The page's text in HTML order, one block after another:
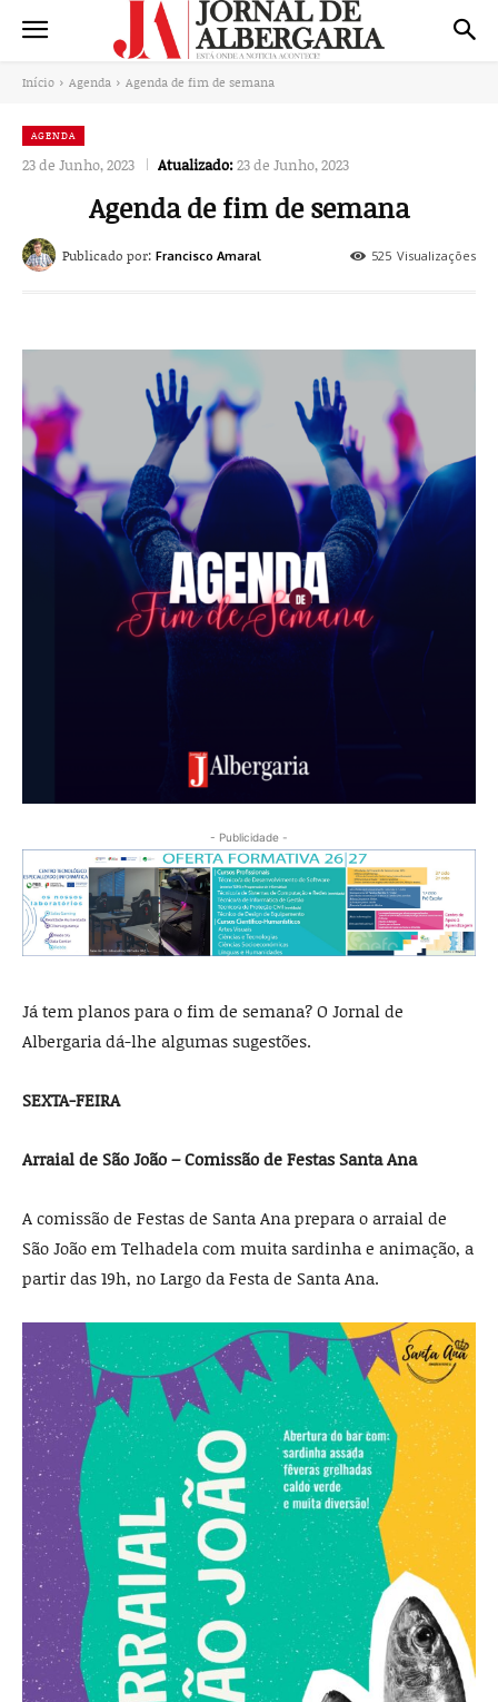
Início Agenda Agenda de fim de semana
AGENDA
23 de Junho, 2023 Atualizado:23 de Junho, 2023
Agenda de fim de semana
525 Visualizações
Publicado por: Francisco Amaral
- Publicidade -
Já tem planos para o fim de semana? O Jornal de
Albergaria dá-lhe algumas sugestões.
SEXTA-FEIRA
Arraial de São João – Comissão de Festas Santa Ana
A comissão de Festas de Santa Ana prepara o arraial de
São João em Telhadela com muita sardinha e animação, a
partir das 19h, no Largo da Festa de Santa Ana.